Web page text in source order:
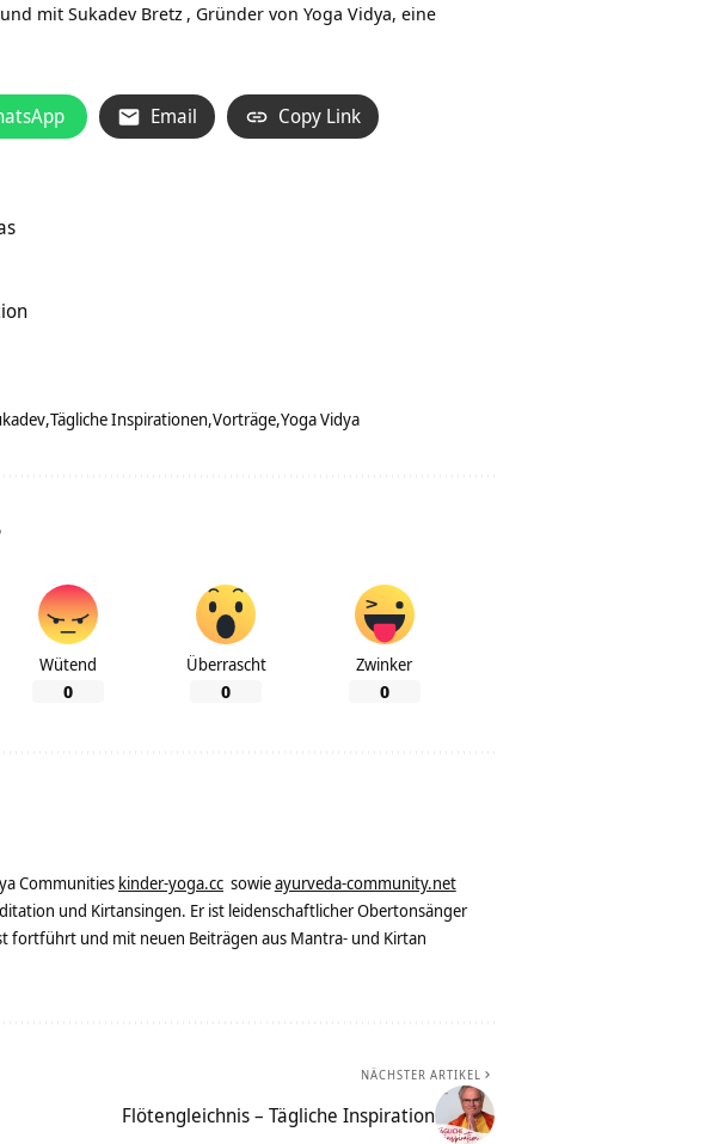
mit Sukadev Bretz , Gründer von Yoga Vidya, eine
Email Copy Link
Tägliche Inspirationen Vorträge Yoga Vidya
Wütend
0
Überrascht
0
Zwinker
0
Communities kinder-yoga.cc sowieayurveda-community.net
und Kirtansingen. Er ist leidenschaftlicher Obertonsänger
fortführt und mit neuen Beiträgen aus Mantra- und Kirtan
NÄCHSTER ARTIKEL
Flötengleichnis – Tägliche Inspiration